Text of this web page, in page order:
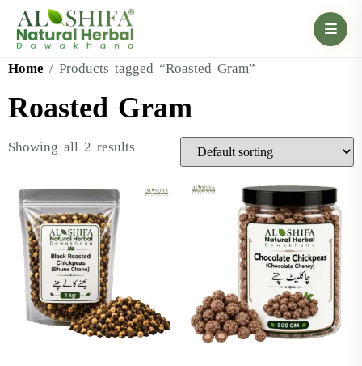
Home / Products tagged “Roasted Gram”
Roasted Gram
Showing all 2 results